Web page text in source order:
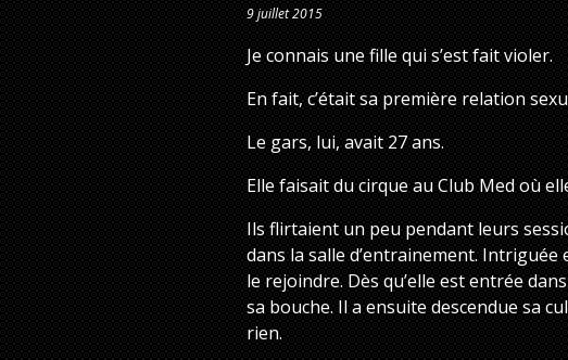
9 juillet 2015
Je connais une fille qui s’est fait violer.
En fait, c’était sa première relation
Le gars, lui, avait 27 ans.
Elle faisait du cirque au Club Med où
Ils flirtaient un peu pendant leurs
dans la salle d’entrainement. Intriguée
le rejoindre. Dès qu’elle est entrée
sa bouche. Il a ensuite descendue sa
rien.